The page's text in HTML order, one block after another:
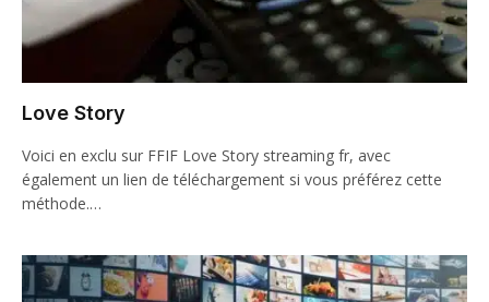
Love Story
Voici en exclu sur FFIF Love Story streaming fr, avec
également un lien de téléchargement si vous préférez cette
méthode.…